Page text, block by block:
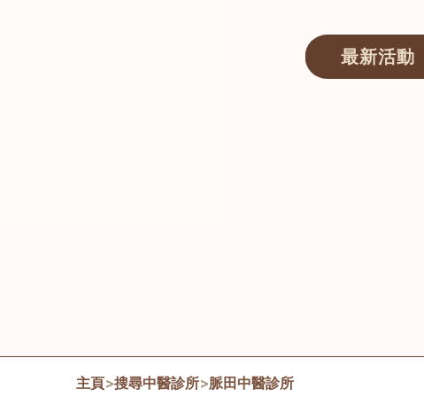
最新活動
主頁>搜尋中醫診所>脈田中醫診所